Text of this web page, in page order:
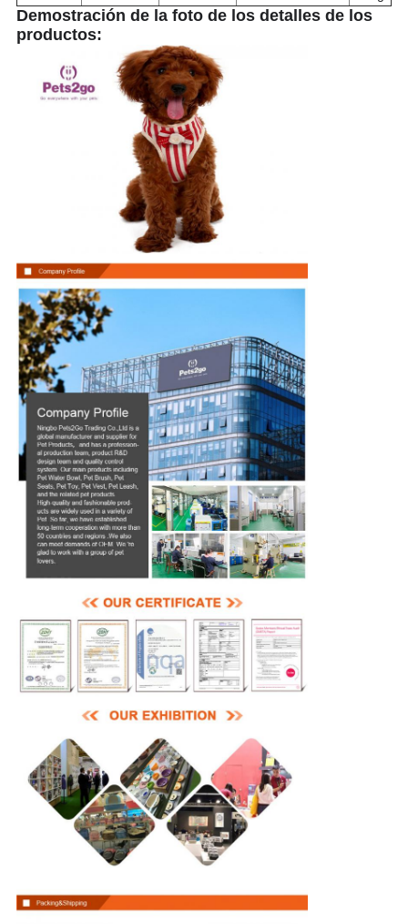
Demostración de la foto de los detalles de los
productos: